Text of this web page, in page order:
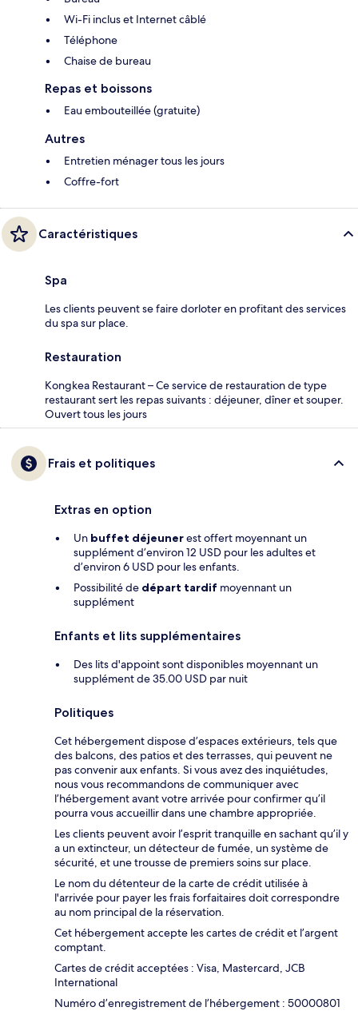
Wi-Fi inclus et Internet câblé
Téléphone
Chaise de bureau
Repas et boissons
Eau embouteillée (gratuite)
Autres
Entretien ménager tous les jours
Coffre-fort
Caractéristiques
Spa
Les clients peuvent se faire dorloter en profitant des services
du spa sur place.
Restauration
Kongkea Restaurant – Ce service de restauration de type
restaurant sert les repas suivants : déjeuner, dîner et souper.
Ouvert tous les jours
Frais et politiques
Extras en option
Un buffet déjeunerest offert moyennant un
supplément d’environ 12 USD pour les adultes et
d’environ 6 USD pour les enfants.
Possibilité de départ tardif moyennant un
supplément
Enfants et lits supplémentaires
Des lits d'appoint sont disponibles moyennant un
supplément de 35.00 USD par nuit
Politiques
Cet hébergement dispose d’espaces extérieurs, tels que
des balcons, des patios et des terrasses, qui peuvent ne
pas convenir aux enfants. Si vous avez des inquiétudes,
nous vous recommandons de communiquer avec
l’hébergement avant votre arrivée pour confirmer qu’il
pourra vous accueillir dans une chambre appropriée.
Les clients peuvent avoir l’esprit tranquille en sachant qu’il y
a un extincteur, un détecteur de fumée, un système de
sécurité, et une trousse de premiers soins sur place.
Le nom du détenteur de la carte de crédit utilisée à
l'arrivée pour payer les frais forfaitaires doit correspondre
au nom principal de la réservation.
Cet hébergement accepte les cartes de crédit et l’argent
comptant.
Cartes de crédit acceptées : Visa, Mastercard, JCB
International
Numéro d’enregistrement de l’hébergement : 50000801